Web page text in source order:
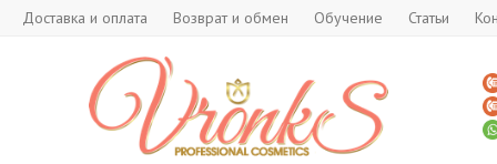
Доставка и оплата Возврат и обмен Обучение Статьи